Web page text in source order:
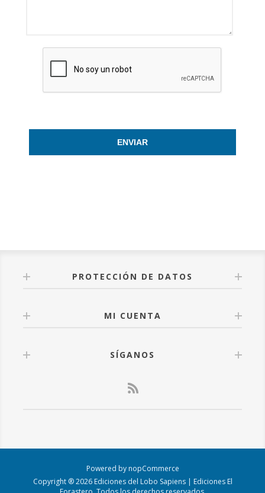
ENVIAR
PROTECCIÓN DE DATOS
MI CUENTA
SÍGANOS
Powered by nopCommerce
Copyright ® 2026 Ediciones del Lobo Sapiens | Ediciones El